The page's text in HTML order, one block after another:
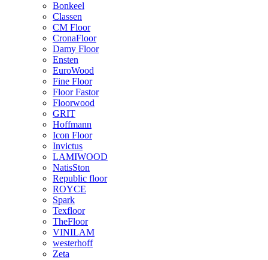
Bonkeel
Classen
CM Floor
CronaFloor
Damy Floor
Ensten
EuroWood
Fine Floor
Floor Fastor
Floorwood
GRIT
Hoffmann
Icon Floor
Invictus
LAMIWOOD
NatisSton
Republic floor
ROYCE
Spark
Texfloor
TheFloor
VINILAM
westerhoff
Zeta